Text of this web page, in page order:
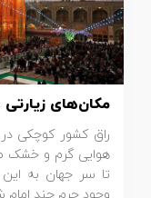
مکان‌های زیارتی عراق | 7 مکان
راق کشور کوچکی
هوایی گرم و خشک
تا سر جهان به
تور سوباتان
تور چابهار
تور کاشان